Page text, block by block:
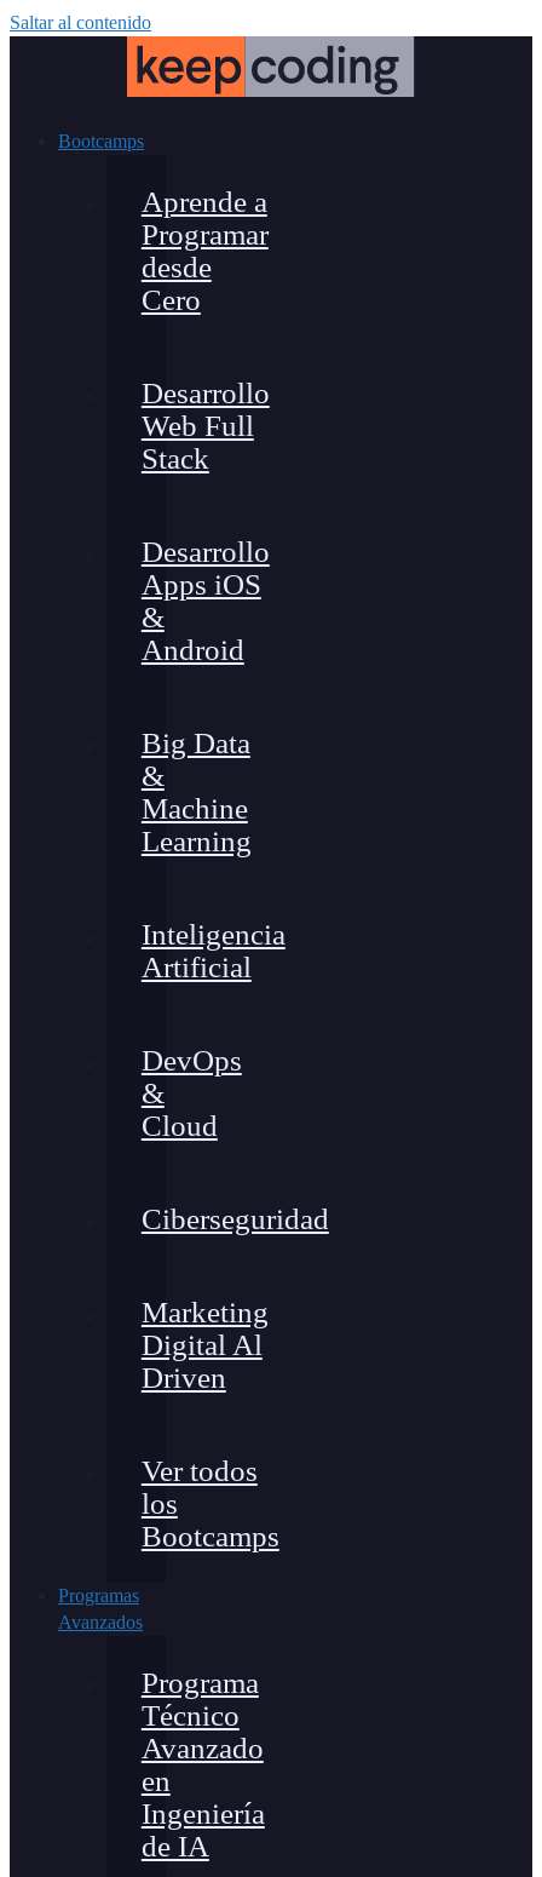
Saltar al contenido
Bootcamps
Aprende a
Programar
desde
Cero
Desarrollo
Web Full
Stack
Desarrollo
Apps iOS
&
Android
Big Data
&
Machine
Learning
Inteligencia
Artificial
DevOps
&
Cloud
Ciberseguridad
Marketing
Digital Al
Driven
Ver todos
los
Bootcamps
Programas
Avanzados
Programa
Técnico
Avanzado
en
Ingeniería
de IA